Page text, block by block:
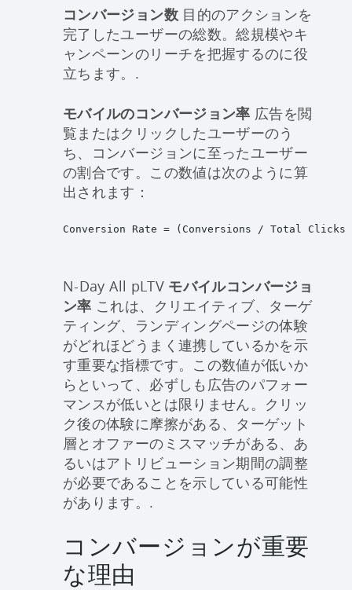
コンバージョン数目的のアクションを
完了したユーザーの総数。総規模やキ
ャンペーンのリーチを把握するのに役
立ちます。.
モバイルのコンバージョン率 広告を閲
覧またはクリックしたユーザーのう
ち、コンバージョンに至ったユーザー
の割合です。この数値は次のように算
出されます：
Conversion Rate = (Conversions / Total
N-Day All pLTV モバイルコンバージョ
ン率 これは、クリエイティブ、ターゲ
ティング、ランディングページの体験
がどれほどうまく連携しているかを示
す重要な指標です。この数値が低いか
らといって、必ずしも広告のパフォー
マンスが低いとは限りません。クリッ
ク後の体験に摩擦がある、ターゲット
層とオファーのミスマッチがある、あ
るいはアトリビューション期間の調整
が必要であることを示している可能性
があります。.
コンバージョンが重要
な理由